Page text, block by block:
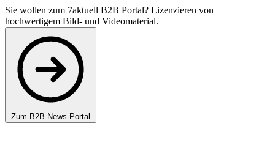
Sie wollen zum 7aktuell B2B Portal? Lizenzieren von
hochwertigem Bild- und Videomaterial.
Zum B2B News-Portal